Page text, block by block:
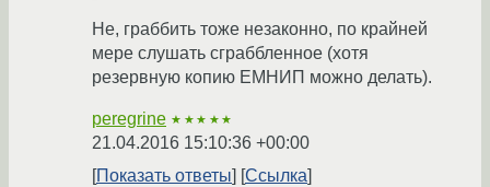
Не, граббить тоже незаконно, по крайней
мере слушать сграббленное (хотя
резервную копию ЕМНИП можно делать).
peregrine ★★★★★
21.04.2016 15:10:36 +00:00
Показать ответы
Ссылка